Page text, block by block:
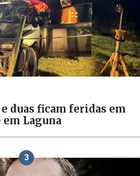
duas ficam feridas em
Laguna
3